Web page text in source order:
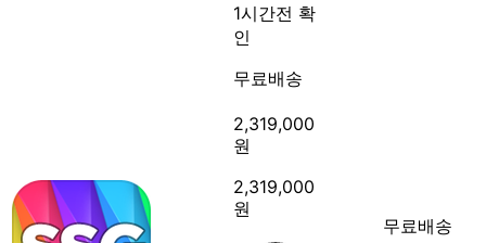
1시간전 확
인
무료배송
2,319,000
원
2,319,000
원
무료배송